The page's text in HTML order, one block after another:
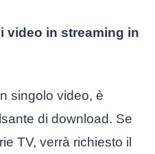
video in streaming in
singolo video, è
di download. Se
TV, verrà richiesto il